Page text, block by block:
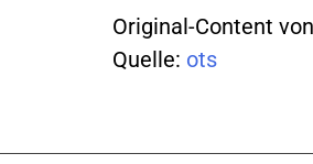
Original-Content
Quelle: ots